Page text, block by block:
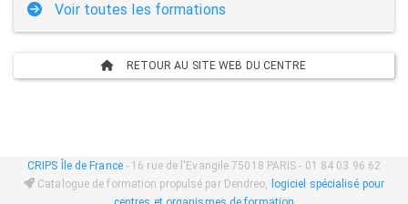
Voir toutes les formations
RETOUR AU SITE WEB DU CENTRE
CRIPS Île de France- 16 rue de l'Evangile 75018 PARIS - 01 84 03 96 62
Catalogue de formation propulsé par Dendreo,
logiciel spécialisé pour